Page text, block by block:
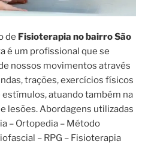
de Fisioterapia no bairro São
é um profissional que se
nossos movimentos através
trações, exercícios físicos
atuando também na
lesões. Abordagens utilizadas
– Ortopedia – Método
– RPG – Fisioterapia